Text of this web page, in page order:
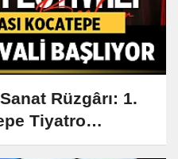
Rüzgârı: 1.
Tiyatro